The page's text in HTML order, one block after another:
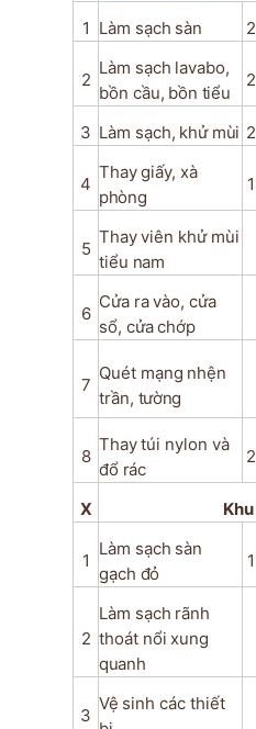
1 Làm sạch sàn 2
2
Làm sạch lavabo,
bồn cầu, bồn tiểu
2
3 Làm sạch, khử mùi 2
4
Thaygiấy, xà
phòng
1
5
Thayviên khử mùi
tiểu nam
6
Cửa ravào, cửa
sổ, cửachớp
7
Quét mạng nhện
trần, tường
8
Thaytúi nylon và
đổ rác
2
X Khu
1
Làm sạch sàn
gạch đỏ
1
2
Làm sạch rãnh
thoát nổi xung
quanh
3
Vệ sinh các thiết